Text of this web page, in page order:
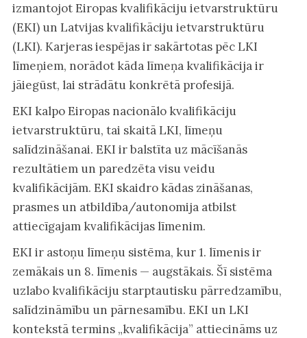
izmantojot Eiropas kvalifikāciju ietvarstruktūru
(EKI) un Latvijas kvalifikāciju ietvarstruktūru
(LKI). Karjeras iespējas ir sakārtotas pēc LKI
līmeņiem, norādot kāda līmeņa kvalifikācija ir
jāiegūst, lai strādātu konkrētā profesijā.
EKI kalpo Eiropas nacionālo kvalifikāciju
ietvarstruktūru, tai skaitā LKI, līmeņu
salīdzināšanai. EKI ir balstīta uz mācīšanās
rezultātiem un paredzēta visu veidu
kvalifikācijām. EKI skaidro kādas zināšanas,
prasmes un atbildība/autonomija atbilst
attiecīgajam kvalifikācijas līmenim.
EKI ir astoņu līmeņu sistēma, kur 1. līmenis ir
zemākais un 8. līmenis — augstākais. Šī sistēma
uzlabo kvalifikāciju starptautisku pārredzamību,
salīdzināmību un pārnesamību. EKI un LKI
kontekstā termins „kvalifikācija” attiecināms uz